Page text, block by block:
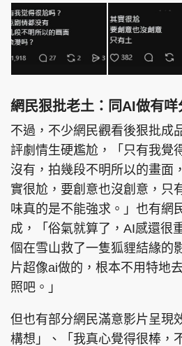
網民狠批老土：同AI做有咩
不過，不少網民觀看後狠批成
評劇情生硬尷尬，「只有我覺
沒有，拍幾段不明所以的畫面
實很尬，要創意也沒創意，只
味真的是不能強求。」也有網
成，「俗氣就算了，AI感還很
個在雪山救了一隻狐貍結緣的
片超像ai做的，根本不用特地
照吧。」
但也有部分網民滿意影片呈現
構想」、「我真心覺得很棒，